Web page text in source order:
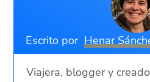
Escrito por Henar
Viajera, blogger y